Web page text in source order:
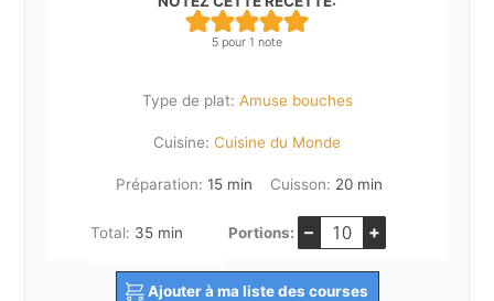
5 pour 1 note
Type de plat: Amuse bouches
Cuisine: Cuisine du Monde
Préparation: 15minutes
min Cuisson: 20minutes
min
Total: 35minutes
min Portions: – +
Ajouter à ma liste des courses